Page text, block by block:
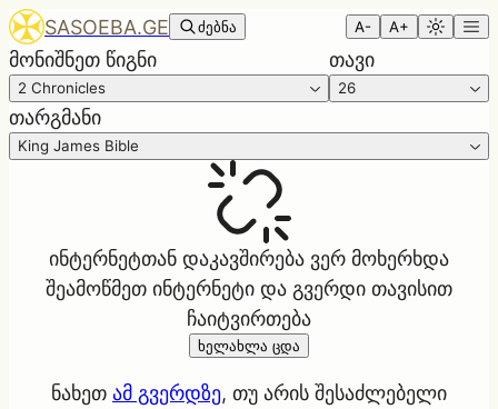
SASOEBA.GE ძებნა A- A+
მონიშნეთ წიგნი
2 Chronicles
თავი
26
თარგმანი
King James Bible
ინტერნეტთან დაკავშირება ვერ მოხერხდა
შეამოწმეთ ინტერნეტი და გვერდი თავისით
ჩაიტვირთება
ხელახლა ცდა
ნახეთ ამ გვერდზე, თუ არის შესაძლებელი